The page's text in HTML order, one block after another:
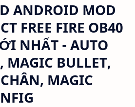
ANDROID MOD
FREE FIRE OB40
NHẤT - AUTO
MAGIC BULLET,
MAGIC